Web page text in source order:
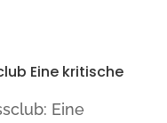
Eine kritische
Eine